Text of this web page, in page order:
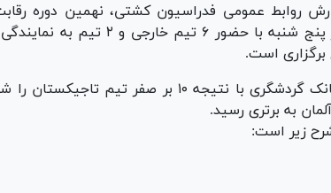
روابط عمومی فدراسیون کشتی، نهمین دوره
باشگاه‌های جهان از صبح امروز پنج شنبه با
است.
در دور اول این رقابت‌ها تیم بانک گردشگری با نتیجه ۱۰
زیر است: